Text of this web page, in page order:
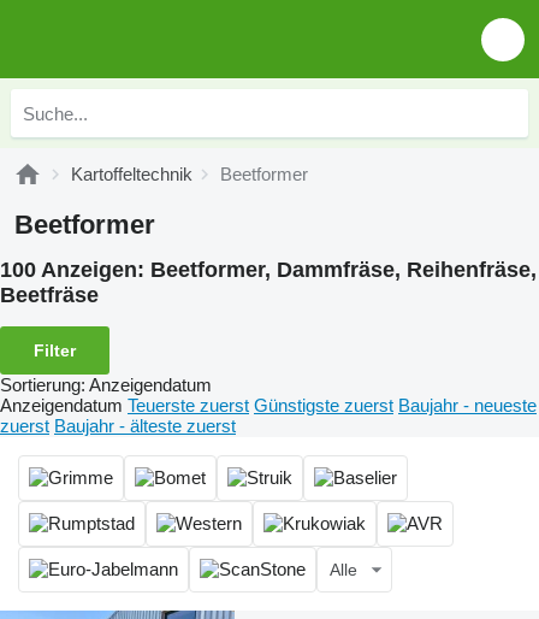
Kartoffeltechnik Beetformer
Beetformer
100 Anzeigen: Beetformer, Dammfräse, Reihenfräse,
Beetfräse
Filter
Sortierung: Anzeigendatum
Anzeigendatum Teuerste zuerst Günstigste zuerst Baujahr - neueste
zuerst Baujahr - älteste zuerst
Alle